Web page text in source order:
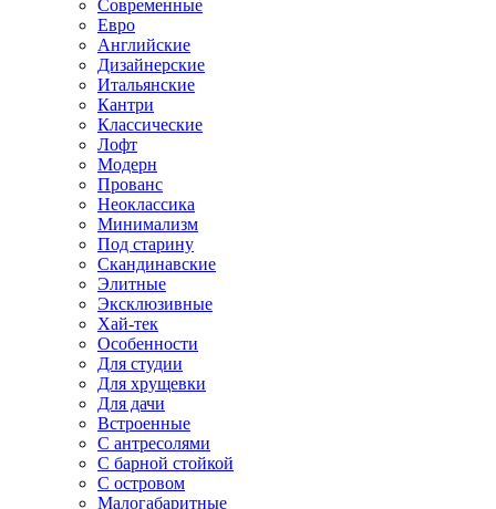
Современные
Евро
Английские
Дизайнерские
Итальянские
Кантри
Классические
Лофт
Модерн
Прованс
Неоклассика
Минимализм
Под старину
Скандинавские
Элитные
Эксклюзивные
Хай-тек
Особенности
Для студии
Для хрущевки
Для дачи
Встроенные
С антресолями
С барной стойкой
С островом
Малогабаритные